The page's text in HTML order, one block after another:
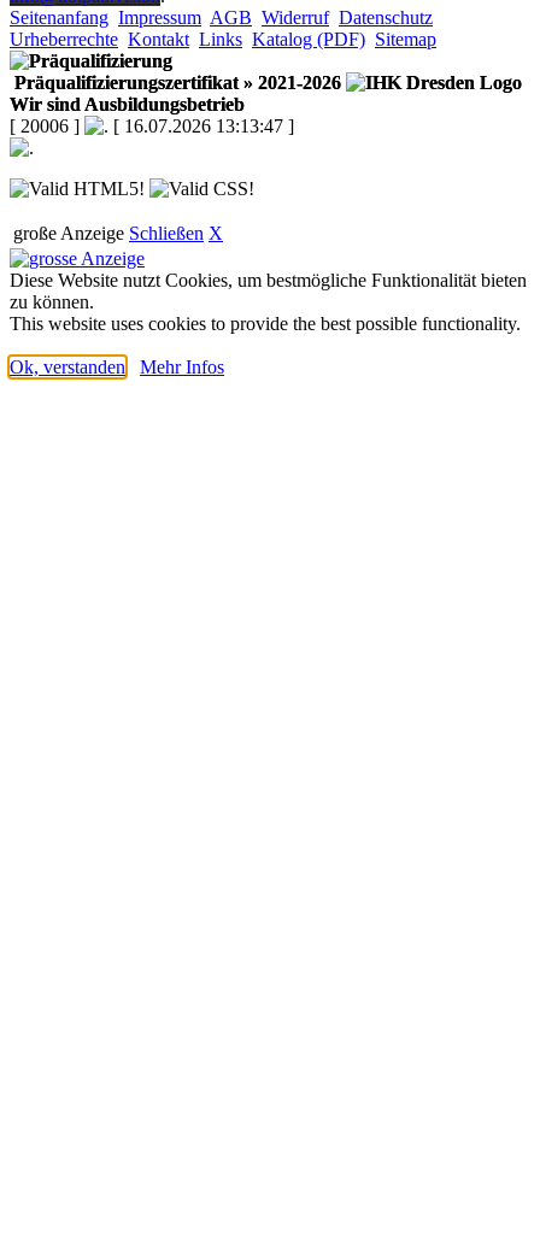
Seitenanfang Impressum AGB Widerruf Datenschutz
Urheberrechte Kontakt Links Katalog (PDF) Sitemap
Präqualifizierungszertifikat » 2021-2026
Wir sind Ausbildungsbetrieb
[ 20006 ]
[ 16.07.2026 13:13:47 ]
große Anzeige Schließen X
Diese Website nutzt Cookies, um bestmögliche Funktionalität bieten
zu können.
This website uses cookies to provide the best possible functionality.
Ok, verstanden Mehr Infos